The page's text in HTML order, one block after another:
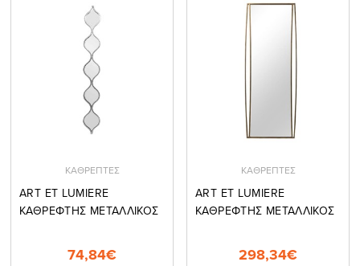
ΚΑΘΡΕΠΤΕΣ
ART ET LUMIERE
ΚΑΘΡΕΦΤΗΣ ΜΕΤΑΛΛΙΚΟΣ
74,84€
ΚΑΘΡΕΠΤΕΣ
ART ET LUMIERE
ΚΑΘΡΕΦΤΗΣ ΜΕΤΑΛΛΙΚΟΣ
298,34€